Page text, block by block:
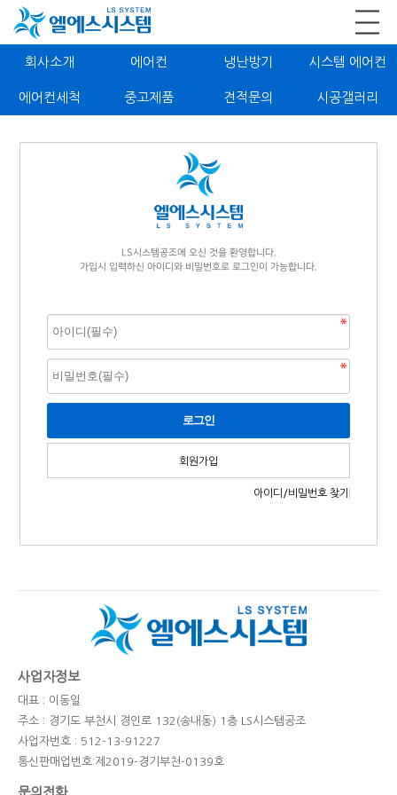
회사소개 에어컨 냉난방기 시스템 에어컨
에어컨세척 중고제품 견적문의 시공갤러리
LS시스템공조에 오신 것을 환영합니다.
가입시 입력하신 아이디와 비밀번호로 로그인이 가능합니다.
회원가입
아이디/비밀번호 찾기
사업자정보
대표 : 이동일
주소 : 경기도 부천시 경인로 132(송내동) 1층 LS시스템공조
사업자번호 : 512-13-91227
통신판매업번호:제2019-경기부천-0139호
문의전화